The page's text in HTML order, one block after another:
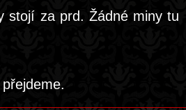
stojí za prd. Žádné miny tu